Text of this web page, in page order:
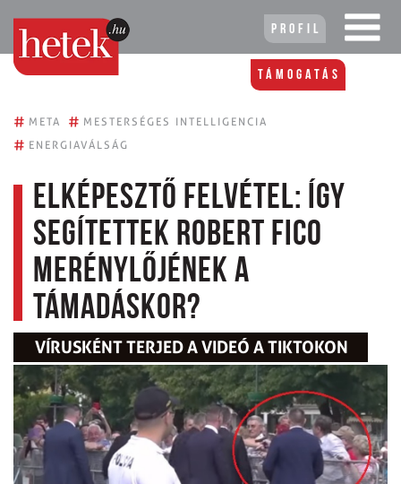
Profil
Támogatás
# META # MESTERSÉGES INTELLIGENCIA
# ENERGIAVÁLSÁG
Elképesztő felvétel: így
segítettek Robert Fico
merénylőjének a
támadáskor?
VÍRUSKÉNT TERJED A VIDEÓ A TIKTOKON